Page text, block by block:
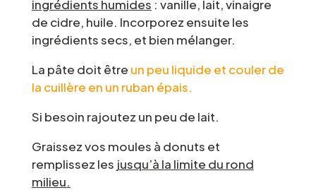
ingrédients humides : vanille, lait, vinaigre
de cidre, huile. Incorporez ensuite les
ingrédients secs, et bien mélanger.
La pâte doit être un peu liquide et couler de
la cuillère en un ruban épais.
Si besoin rajoutez un peu de lait.
Graissez vos moules à donuts et
remplissez les jusqu’à la limite du rond
milieu.